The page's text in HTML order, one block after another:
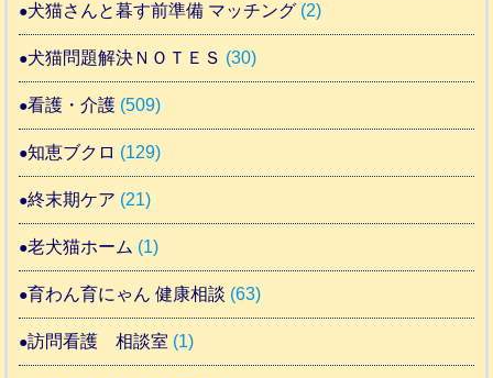
犬猫さんと暮す前準備 マッチング (2)
犬猫問題解決ＮＯＴＥＳ (30)
看護・介護 (509)
知恵ブクロ (129)
終末期ケア (21)
老犬猫ホーム (1)
育わん育にゃん 健康相談 (63)
訪問看護 相談室 (1)